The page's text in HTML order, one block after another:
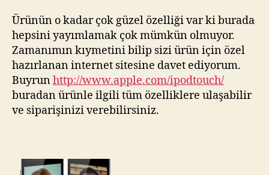
Ürünün o kadar çok güzel özelliği var ki burada
hepsini yayımlamak çok mümkün olmuyor.
Zamanımın kıymetini bilip sizi ürün için özel
hazırlanan internet sitesine davet ediyorum.
Buyrunhttp://www.apple.com/ipodtouch/
buradan ürünle ilgili tüm özelliklere ulaşabilir
ve siparişinizi verebilirsiniz.